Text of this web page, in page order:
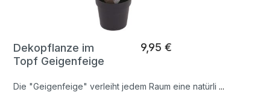
Dekopflanze im
Topf Geigenfeige
9,95 €
Die "Geigenfeige" verleiht jedem Raum eine natürli ...